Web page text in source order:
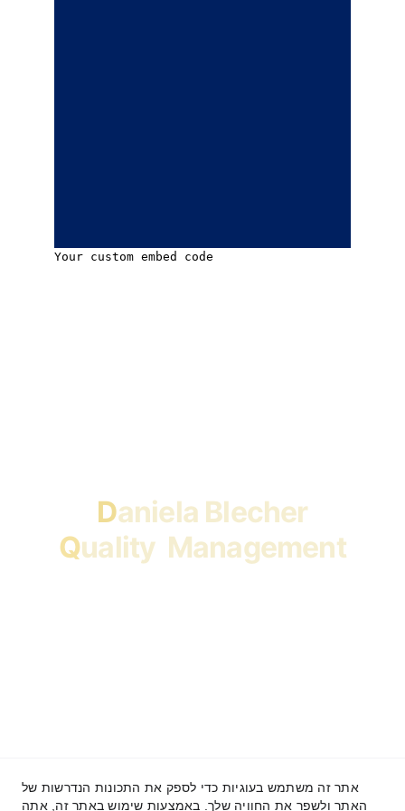
Daniela Blecher
Quality  Management
אתר זה משתמש בעוגיות כדי לספק את התכונות הנדרשות של
האתר ולשפר את החוויה שלך. באמצעות שימוש באתר זה, אתה